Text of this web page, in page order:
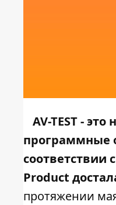
AV-TEST -
программные
соответствии
Product
протяжении